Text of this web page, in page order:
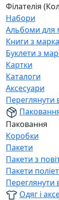
Філателія
Набори
Альбоми для
Книги з
Буклети з
Картки
Каталоги
Аксесуари
Переглянути
Паковання
Коробки
Пакети
Пакети з
Пакети
Переглянути
Одяг і